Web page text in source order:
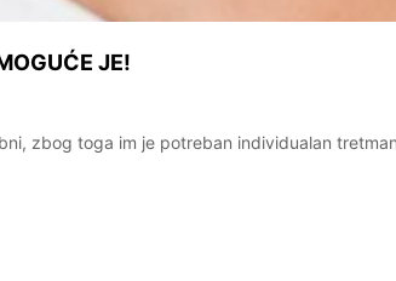
JE!
zbog toga im je potreban individualan